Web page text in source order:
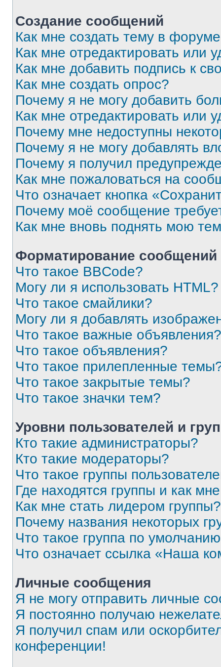
Создание сообщений
Как мне создать тему в
Как мне отредактировать или
Как мне добавить подпись к
Как мне создать опрос?
Почему я не могу добавить
Как мне отредактировать или
Почему мне недоступны
Почему я не могу добавлять
Почему я получил
Как мне пожаловаться на
Что означает кнопка
Почему моё сообщение
Как мне вновь поднять мою
Форматирование
Что такое BBCode?
Могу ли я использовать HTML?
Что такое смайлики?
Могу ли я добавлять
Что такое важные объявления?
Что такое объявления?
Что такое прилепленные
Что такое закрытые темы?
Что такое значки тем?
Уровни пользователей и
Кто такие администраторы?
Кто такие модераторы?
Что такое группы
Где находятся группы и как
Как мне стать лидером группы?
Почему названия некоторых
Что такое группа по
Что означает ссылка «Наша
Личные сообщения
Я не могу отправить личные
Я постоянно получаю
Я получил спам или
конференции!